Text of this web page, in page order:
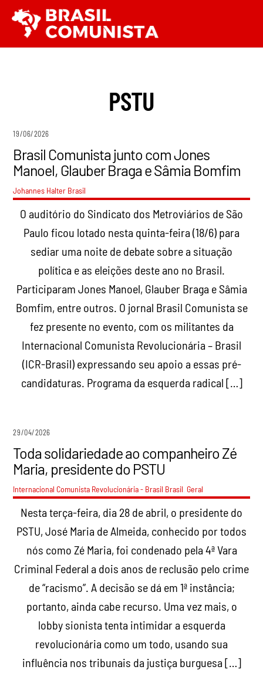
para
o
PSTU
19/06/2026
Brasil Comunista junto com Jones
Manoel, Glauber Braga e Sâmia Bomfim
Johannes Halter Brasil
O auditório do Sindicato dos Metroviários de São
Paulo ficou lotado nesta quinta-feira (18/6) para
sediar uma noite de debate sobre a situação
política e as eleições deste ano no Brasil.
Participaram Jones Manoel, Glauber Braga e Sâmia
Bomfim, entre outros. O jornal Brasil Comunista se
fez presente no evento, com os militantes da
Internacional Comunista Revolucionária – Brasil
(ICR-Brasil) expressando seu apoio a essas pré-
candidaturas. Programa da esquerda radical […]
29/04/2026
Toda solidariedade ao companheiro Zé
Maria, presidente do PSTU
Internacional Comunista Revolucionária - Brasil Brasil ,Geral
Nesta terça-feira, dia 28 de abril, o presidente do
PSTU, José Maria de Almeida, conhecido por todos
nós como Zé Maria, foi condenado pela 4ª Vara
Criminal Federal a dois anos de reclusão pelo crime
de “racismo”. A decisão se dá em 1ª instância;
portanto, ainda cabe recurso. Uma vez mais, o
lobby sionista tenta intimidar a esquerda
revolucionária como um todo, usando sua
influência nos tribunais da justiça burguesa […]